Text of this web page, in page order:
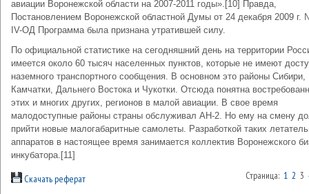
авиации Воронежской области на 2007-2011 годы».[10] Правда,
Постановлением Воронежской областной Думы от 24 декабря 2009 г.
IV-ОД Программа была признана утратившей силу.
По официальной статистике на сегодняшний день на территории
имеется около 60 тысяч населенных пунктов, которые не имеют
наземного транспортного сообщения. В основном это районы Сибири,
Камчатки, Дальнего Востока и Чукотки. Отсюда понятна
этих и многих других, регионов в малой авиации. В свое время
малодоступные районы страны обслуживал АН-2. Но ему на смену
прийти новые малогабаритные самолеты. Разработкой таких
аппаратов в настоящее время занимается коллектив Воронежского
инкубатора.[11]
Скачать реферат Страница: 1 2 3